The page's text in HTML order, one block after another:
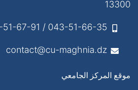
13300
043-51-66-35 / 043-51-67-91
contact@cu-maghnia.dz
موقع المركز الجامعي